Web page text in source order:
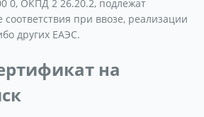
0, ОКПД 2 26.20.2, подлежат
соответствия при ввозе, реализации
других ЕАЭС.
на